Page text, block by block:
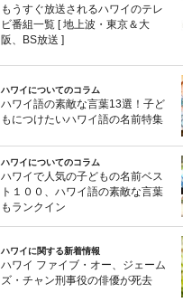
もうすぐ放送されるハワイのテレ
ビ番組一覧 [ 地上波・東京＆大
阪、BS放送 ]
ハワイについてのコラム
ハワイ語の素敵な言葉13選！子ど
もにつけたいハワイ語の名前特集
ハワイについてのコラム
ハワイで人気の子どもの名前ベス
ト１００、ハワイ語の素敵な言葉
もランクイン
ハワイに関する新着情報
ハワイ ファイブ・オー、ジェーム
ズ・チャン刑事役の俳優が死去